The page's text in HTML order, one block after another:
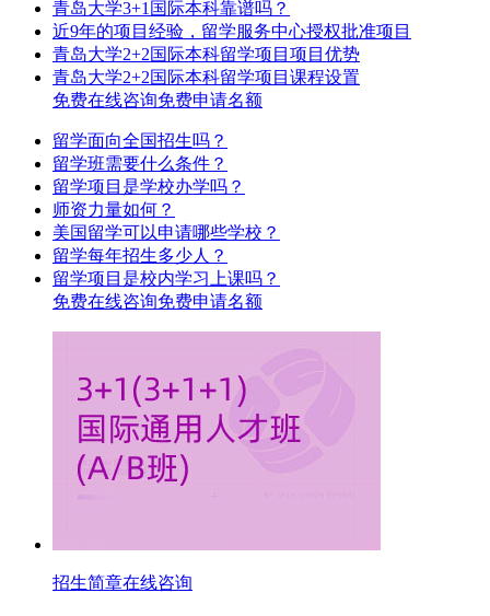
青岛大学3+1国际本科靠谱吗？
近9年的项目经验，留学服务中心授权批准项目
青岛大学2+2国际本科留学项目项目优势
青岛大学2+2国际本科留学项目课程设置
免费在线咨询免费申请名额
留学面向全国招生吗？
留学班需要什么条件？
留学项目是学校办学吗？
师资力量如何？
美国留学可以申请哪些学校？
留学每年招生多少人？
留学项目是校内学习上课吗？
免费在线咨询免费申请名额
招生简章在线咨询